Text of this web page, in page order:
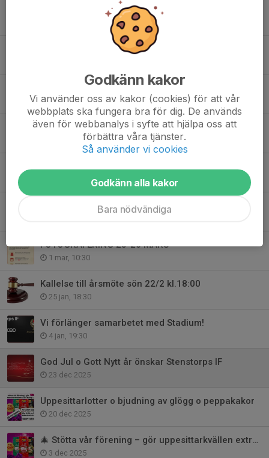
Vårens idrottsrabatt är här
GRÄSSCHEMAT KLART
Glad Påsk 🐣
3 apr, 16:59
26 mar, 12:23
26 mar, 12:20
Schema inför fotograferingen 25-26 mars
FOTOGRAFERING 25-26 MARS
1 mar, 10:30
Kallelse till årsmöte sön 22/2 kl.18:00
25 jan, 18:30
Vi förlänger samarbetet med Stadium!
4 jan, 19:30
God Jul o Gott Nytt år önskar Stenstorps IF
23 dec 2025
Uppesittarlotter o bjudning av glögg o peppakakor
20 dec 2025
🎄 Stötta vår förening – gör uppesittarkvällen extra mysig! 🎄
3 dec 2025
Godkänn kakor
Vi använder oss av kakor (cookies) för att vår
webbplats ska fungera bra för dig. De används
även för webbanalys i syfte att hjälpa oss att
förbättra våra tjänster.
Så använder vi cookies
Godkänn alla kakor
Bara nödvändiga